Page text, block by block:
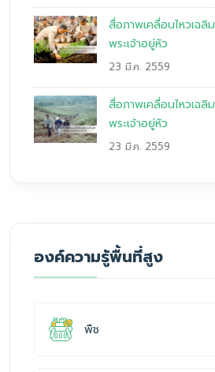
สื่อภาพเคลื่อนไหวเฉลิ
พระเจ้าอยู่หัว
23 มี.ค. 2559
สื่อภาพเคลื่อนไหวเฉลิ
พระเจ้าอยู่หัว
23 มี.ค. 2559
องค์ความรู้พื้นที่สูง
พืช